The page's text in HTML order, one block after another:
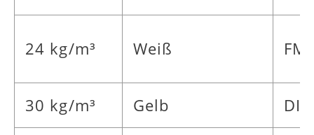
24 kg/m³ Weiß
30 kg/m³ Gelb